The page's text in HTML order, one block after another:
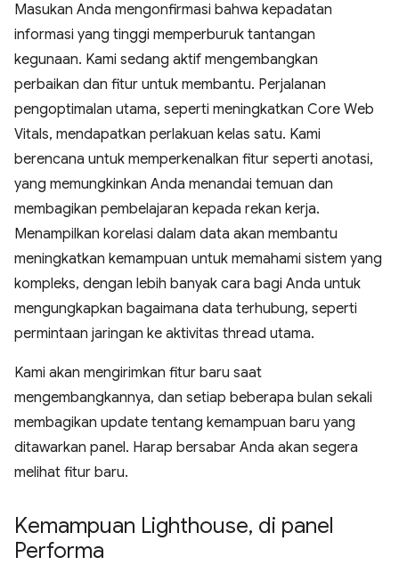
Masukan Anda mengonfirmasi bahwa kepadatan
informasi yang tinggi memperburuk tantangan
kegunaan. Kami sedang aktif mengembangkan
perbaikan dan fitur untuk membantu. Perjalanan
pengoptimalan utama, seperti meningkatkan Core Web
Vitals, mendapatkan perlakuan kelas satu. Kami
berencana untuk memperkenalkan fitur seperti anotasi,
yang memungkinkan Anda menandai temuan dan
membagikan pembelajaran kepada rekan kerja.
Menampilkan korelasi dalam data akan membantu
meningkatkan kemampuan untuk memahami sistem yang
kompleks, dengan lebih banyak cara bagi Anda untuk
mengungkapkan bagaimana data terhubung, seperti
permintaan jaringan ke aktivitas thread utama.
Kami akan mengirimkan fitur baru saat
mengembangkannya, dan setiap beberapa bulan sekali
membagikan update tentang kemampuan baru yang
ditawarkan panel. Harap bersabar Anda akan segera
melihat fitur baru.
Kemampuan Lighthouse, di panel
Performa